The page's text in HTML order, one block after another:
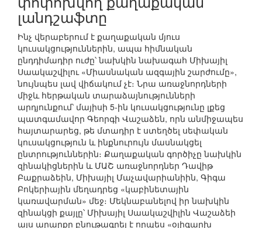
լանդշաֆտը
Ինչ վերաբերում է քաղաքական մյուս
կուսակցություններին, ապա հիմնական
ընդդիմադիր ուժը՝ նախկին նախագահ Միխայիլ
Սաակաշվիլու «Միասնական ազգային շարժումը»,
նույնպես լավ վիճակում չէ։ Նրա առաջնորդների
միջև հերթական տարաձայնությունների
արդյունքում՝ մայիսի 5-ին կուսակցությունը լքեց
պատգամավոր Գեորգի Վաշաձեն, որն անմիջապես
հայտարարեց, թե մտադիր է ստեղծել սեփական
կուսակցություն և ինքնուրույն մասնակցել
ընտրություններին։ Քաղաքական գործիչը նախկին
զինակիցներին և ՄԱՇ առաջնորդներ Դավիթ
Բաքրաձեին, Միխայիլ Մաչավարիանիին, Գիգա
Բոկերիային մեղադրեց «կաբինետային
կառավարման» մեջ։ Մեկնաբանելով իր նախկին
զինակցի քայլը՝ Միխայիլ Սաակաշվիլին Վաշաձեի
այս արարքը բնութագրել է որպես «օլիգարխ